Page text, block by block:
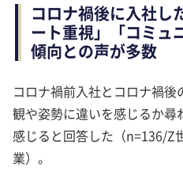
コロナ禍後に入社し
ート重視」「コミュ
傾向との声が多数
コロナ禍前入社とコロナ禍
観や姿勢に違いを感じるか尋
感じると回答した（n=136/Z
業）。